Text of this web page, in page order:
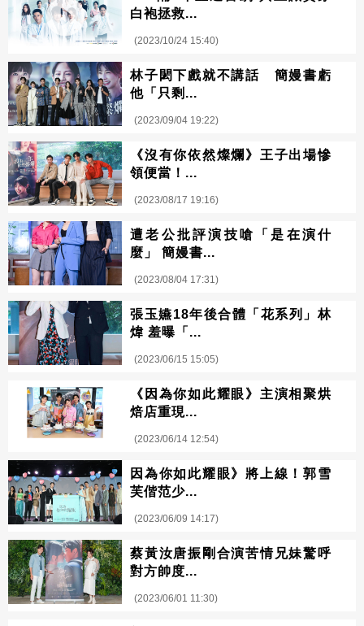
白袍拯救...
(2023/10/24 15:40)
林子閎下戲就不講話 簡嫚書虧
他「只剩...
(2023/09/04 19:22)
《沒有你依然燦爛》王子出場慘
領便當！...
(2023/08/17 19:16)
遭老公批評演技嗆「是在演什
麼」 簡嫚書...
(2023/08/04 17:31)
張玉嬿18年後合體「花系列」林
煒 羞曝「...
(2023/06/15 15:05)
《因為你如此耀眼》主演相聚烘
焙店重現...
(2023/06/14 12:54)
因為你如此耀眼》將上線！郭雪
芙偕范少...
(2023/06/09 14:17)
蔡黃汝唐振剛合演苦情兄妹驚呼
對方帥度...
(2023/06/01 11:30)